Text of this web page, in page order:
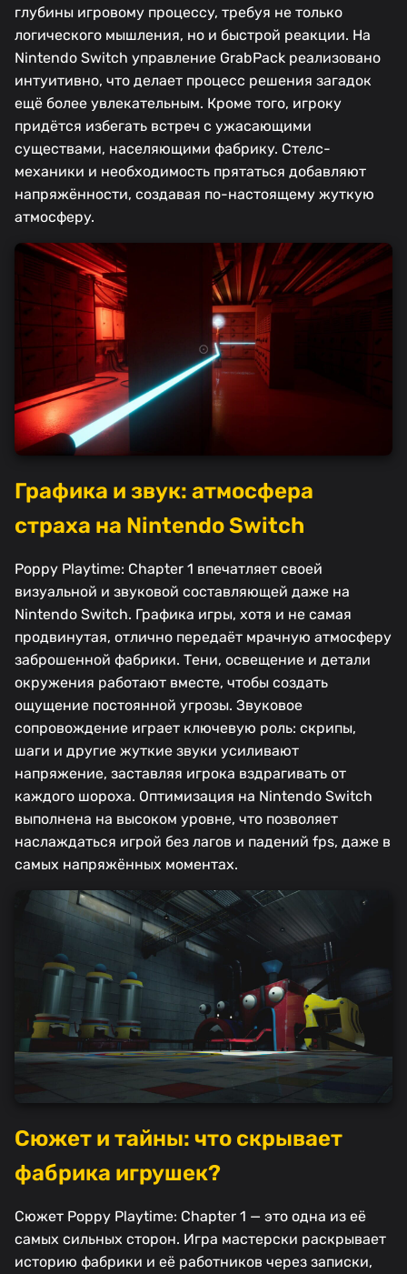
глубины игровому процессу, требуя не только
логического мышления, но и быстрой реакции. На
Nintendo Switch управление GrabPack реализовано
интуитивно, что делает процесс решения загадок
ещё более увлекательным. Кроме того, игроку
придётся избегать встреч с ужасающими
существами, населяющими фабрику. Стелс-
механики и необходимость прятаться добавляют
напряжённости, создавая по-настоящему жуткую
атмосферу.
Графика и звук: атмосфера
страха на Nintendo Switch
Poppy Playtime: Chapter 1 впечатляет своей
визуальной и звуковой составляющей даже на
Nintendo Switch. Графика игры, хотя и не самая
продвинутая, отлично передаёт мрачную атмосферу
заброшенной фабрики. Тени, освещение и детали
окружения работают вместе, чтобы создать
ощущение постоянной угрозы. Звуковое
сопровождение играет ключевую роль: скрипы,
шаги и другие жуткие звуки усиливают
напряжение, заставляя игрока вздрагивать от
каждого шороха. Оптимизация на Nintendo Switch
выполнена на высоком уровне, что позволяет
наслаждаться игрой без лагов и падений fps, даже в
самых напряжённых моментах.
Сюжет и тайны: что скрывает
фабрика игрушек?
Сюжет Poppy Playtime: Chapter 1 — это одна из её
самых сильных сторон. Игра мастерски раскрывает
историю фабрики и её работников через записки,